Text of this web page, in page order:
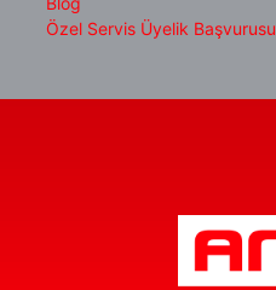
Özel Servis Üyelik Başvurusu